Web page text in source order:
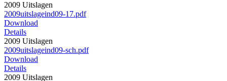
2009 Uitslagen
2009uitslageind09-17.pdf
Download
Details
2009 Uitslagen
2009uitslageind09-sch.pdf
Download
Details
2009 Uitslagen